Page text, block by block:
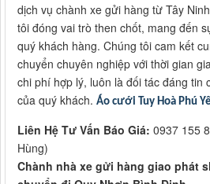
dịch vụ chành xe gửi hàng từ Tây
tôi đóng vai trò then chốt, mang đến
quý khách hàng. Chúng tôi cam kết
chuyển chuyên nghiệp với thời gian
chi phí hợp lý, luôn là đối tác đáng tin
của quý khách. Áo cưới Tuy Hoà Phú
Liên Hệ Tư Vấn Báo Giá: 0937 155
Hùng)
Chành nhà xe gửi hàng giao phát